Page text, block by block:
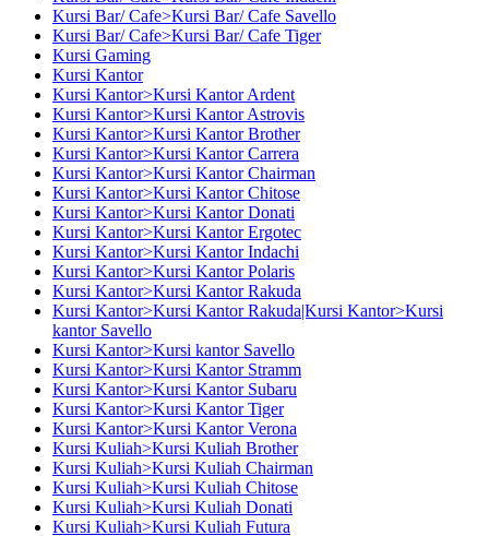
Kursi Bar/ Cafe>Kursi Bar/ Cafe Savello
Kursi Bar/ Cafe>Kursi Bar/ Cafe Tiger
Kursi Gaming
Kursi Kantor
Kursi Kantor>Kursi Kantor Ardent
Kursi Kantor>Kursi Kantor Astrovis
Kursi Kantor>Kursi Kantor Brother
Kursi Kantor>Kursi Kantor Carrera
Kursi Kantor>Kursi Kantor Chairman
Kursi Kantor>Kursi Kantor Chitose
Kursi Kantor>Kursi Kantor Donati
Kursi Kantor>Kursi Kantor Ergotec
Kursi Kantor>Kursi Kantor Indachi
Kursi Kantor>Kursi Kantor Polaris
Kursi Kantor>Kursi Kantor Rakuda
Kursi Kantor>Kursi Kantor Rakuda|Kursi Kantor>Kursi
kantor Savello
Kursi Kantor>Kursi kantor Savello
Kursi Kantor>Kursi Kantor Stramm
Kursi Kantor>Kursi Kantor Subaru
Kursi Kantor>Kursi Kantor Tiger
Kursi Kantor>Kursi Kantor Verona
Kursi Kuliah>Kursi Kuliah Brother
Kursi Kuliah>Kursi Kuliah Chairman
Kursi Kuliah>Kursi Kuliah Chitose
Kursi Kuliah>Kursi Kuliah Donati
Kursi Kuliah>Kursi Kuliah Futura